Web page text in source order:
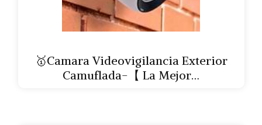
🥇Camara Videovigilancia Exterior
Camuflada-【 La Mejor…